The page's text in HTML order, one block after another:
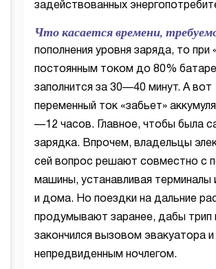
задействованных
Что касается времени,
пополнения уровня заряда, то при
постоянным током до 80%
заполнится за 30—40 минут. А вот
переменный ток «забьет»
—12 часов. Главное, чтобы была
зарядка. Впрочем, владельцы
сей вопрос решают совместно с
машины, устанавливая терминалы
и дома. Но поездки на дальние
продумывают заранее, дабы трип
закончился вызовом эвакуатора и
непредвиденным ночлегом.